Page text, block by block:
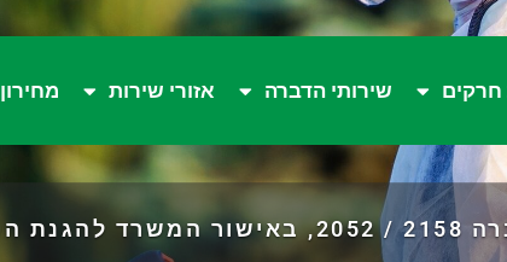
שירותי הדברה אזורי שירות מחירון